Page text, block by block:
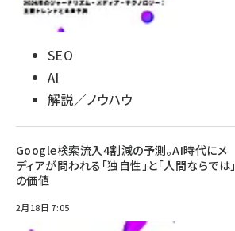
SEO
AI
解説／ノウハウ
Google検索流入4割減の予測。AI時代にメ
ディアが問われる「独自性」と「人間ならでは」
の価値
2月18日 7:05